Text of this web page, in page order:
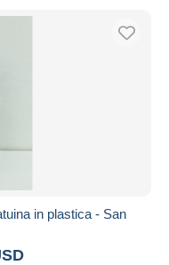
in plastica - San